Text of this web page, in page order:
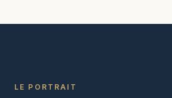
LE PORTRAIT